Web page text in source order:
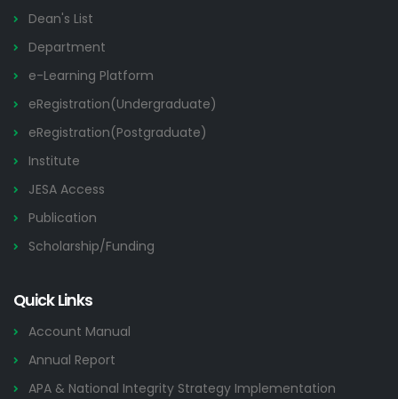
Dean's List
Department
e-Learning Platform
eRegistration(Undergraduate)
eRegistration(Postgraduate)
Institute
JESA Access
Publication
Scholarship/Funding
Quick Links
Account Manual
Annual Report
APA & National Integrity Strategy Implementation